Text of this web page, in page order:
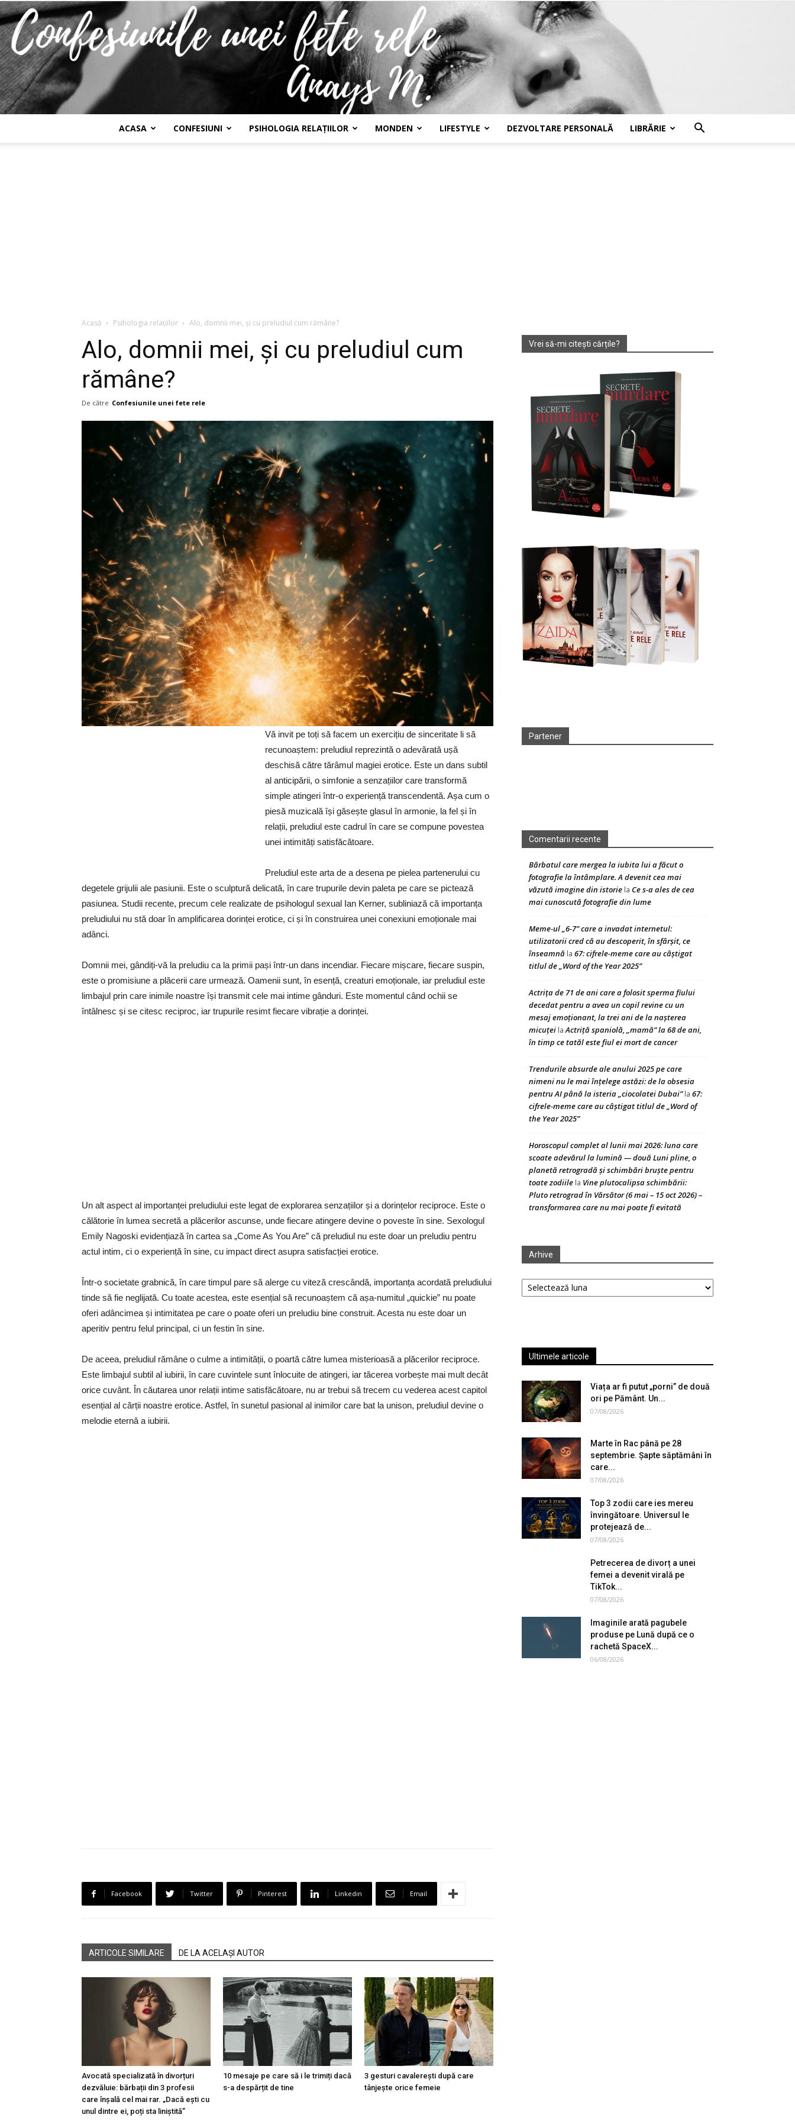
ACASA CONFESIUNI PSIHOLOGIA RELAȚIILOR MONDEN LIFESTYLE DEZVOLTARE PERSONALĂ LIBRĂRIE
Acasă Psihologia relațiilor Alo, domnii mei, și cu preludiul cum rămâne?
Alo, domnii mei, și cu preludiul cum
rămâne?
De către Confesiunile unei fete rele
Vă invit pe toți să facem un exercițiu de sinceritate li să
recunoaștem: preludiul reprezintă o adevărată ușă
deschisă către tărâmul magiei erotice. Este un dans subtil
al anticipării, o simfonie a senzațiilor care transformă
simple atingeri într-o experiență transcendentă. Așa cum o
piesă muzicală își găsește glasul în armonie, la fel și în
relații, preludiul este cadrul în care se compune povestea
unei intimități satisfăcătoare.
Preludiul este arta de a desena pe pielea partenerului cu
degetele grijulii ale pasiunii. Este o sculptură delicată, în care trupurile devin paleta pe care se pictează
pasiunea. Studii recente, precum cele realizate de psihologul sexual Ian Kerner, subliniază că importanța
preludiului nu stă doar în amplificarea dorinței erotice, ci și în construirea unei conexiuni emoționale mai
adânci.
Domnii mei, gândiți-vă la preludiu ca la primii pași într-un dans incendiar. Fiecare mișcare, fiecare suspin,
este o promisiune a plăcerii care urmează. Oamenii sunt, în esență, creaturi emoționale, iar preludiul este
limbajul prin care inimile noastre își transmit cele mai intime gânduri. Este momentul când ochii se
întâlnesc și se citesc reciproc, iar trupurile resimt fiecare vibrație a dorinței.
Un alt aspect al importanței preludiului este legat de explorarea senzațiilor și a dorințelor reciproce. Este o
călătorie în lumea secretă a plăcerilor ascunse, unde fiecare atingere devine o poveste în sine. Sexologul
Emily Nagoski evidențiază în cartea sa „Come As You Are” că preludiul nu este doar un preludiu pentru
actul intim, ci o experiență în sine, cu impact direct asupra satisfacției erotice.
Într-o societate grabnică, în care timpul pare să alerge cu viteză crescândă, importanța acordată preludiului
tinde să fie neglijată. Cu toate acestea, este esențial să recunoaștem că așa-numitul „quickie” nu poate
oferi adâncimea și intimitatea pe care o poate oferi un preludiu bine construit. Acesta nu este doar un
aperitiv pentru felul principal, ci un festin în sine.
De aceea, preludiul rămâne o culme a intimității, o poartă către lumea misterioasă a plăcerilor reciproce.
Este limbajul subtil al iubirii, în care cuvintele sunt înlocuite de atingeri, iar tăcerea vorbește mai mult decât
orice cuvânt. În căutarea unor relații intime satisfăcătoare, nu ar trebui să trecem cu vederea acest capitol
esențial al cărții noastre erotice. Astfel, în sunetul pasional al inimilor care bat la unison, preludiul devine o
melodie eternă a iubirii.
Facebook Twitter Pinterest Linkedin Email
ARTICOLE SIMILARE DE LA ACELAȘI AUTOR
Avocată specializată în divorțuri
dezvăluie: bărbații din 3 profesii
care înșală cel mai rar. „Dacă ești cu
unul dintre ei, poți sta liniștită”
10 mesaje pe care să i le trimiți dacă
s-a despărțit de tine
3 gesturi cavalerești după care
tânjește orice femeie
Vrei să-mi citești cărțile?
Partener
Comentarii recente
Bărbatul care mergea la iubita lui a făcut o
fotografie la întâmplare. A devenit cea mai
văzută imagine din istorie la Ce s-a ales de cea
mai cunoscută fotografie din lume
Meme-ul „6-7” care a invadat internetul:
utilizatorii cred că au descoperit, în sfârșit, ce
înseamnă la 67: cifrele-meme care au câștigat
titlul de „Word of the Year 2025”
Actrița de 71 de ani care a folosit sperma fiului
decedat pentru a avea un copil revine cu un
mesaj emoționant, la trei ani de la nașterea
micuței laActriță spaniolă, „mamă” la 68 de ani,
în timp ce tatăl este fiul ei mort de cancer
Trendurile absurde ale anului 2025 pe care
nimeni nu le mai înțelege astăzi: de la obsesia
pentru AI până la isteria „ciocolatei Dubai”la 67:
cifrele-meme care au câștigat titlul de „Word of
the Year 2025”
Horoscopul complet al lunii mai 2026: luna care
scoate adevărul la lumină — două Luni pline, o
planetă retrogradă și schimbări bruște pentru
toate zodiile la Vine plutocalipsa schimbării:
Pluto retrograd în Vărsător (6 mai – 15 oct 2026) –
transformarea care nu mai poate fi evitată
Arhive
Arhive
Ultimele articole
Viața ar fi putut „porni” de două
ori pe Pământ. Un...
07/08/2026
Marte în Rac până pe 28
septembrie. Șapte săptămâni în
care...
07/08/2026
Top 3 zodii care ies mereu
învingătoare. Universul le
protejează de...
07/08/2026
Petrecerea de divorț a unei
femei a devenit virală pe
TikTok...
07/08/2026
Imaginile arată pagubele
produse pe Lună după ce o
rachetă SpaceX...
06/08/2026